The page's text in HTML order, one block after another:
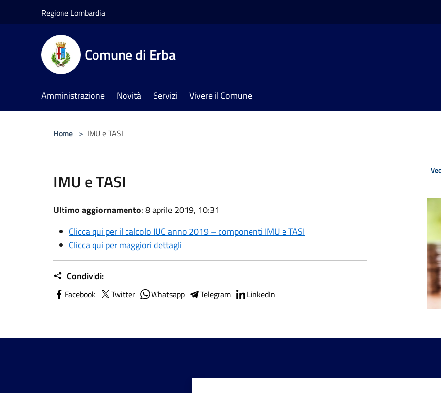
Regione Lombardia
Comune di Erba
Amministrazione Novità Servizi Vivere il Comune
Home > IMU e TASI
IMU e TASI
Ultimo aggiornamento: 8 aprile 2019, 10:31
Clicca qui per il calcolo IUC anno 2019 – componenti IMU e TASI
Clicca qui per maggiori dettagli
Condividi:
Facebook Twitter Whatsapp Telegram LinkedIn